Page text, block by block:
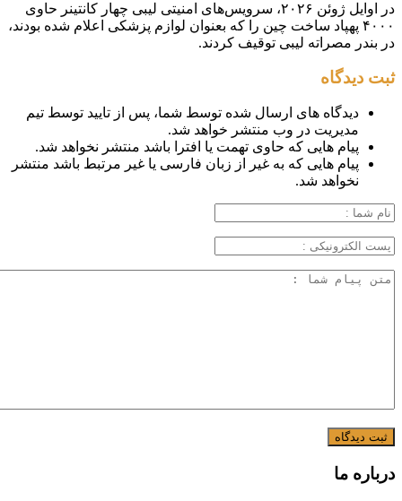
در اوایل ژوئن ۲۰۲۶، سرویس‌های امنیتی لیبی چهار کانتینر حاوی
۴۰۰۰ پهپاد ساخت چین را که بعنوان لوازم پزشکی اعلام شده بودند،
در بندر مصراته لیبی توقیف کردند.
ثبت دیدگاه
دیدگاه های ارسال شده توسط شما، پس از تایید توسط تیم
مدیریت در وب منتشر خواهد شد.
پیام هایی که حاوی تهمت یا افترا باشد منتشر نخواهد شد.
پیام هایی که به غیر از زبان فارسی یا غیر مرتبط باشد منتشر
نخواهد شد.
درباره ما